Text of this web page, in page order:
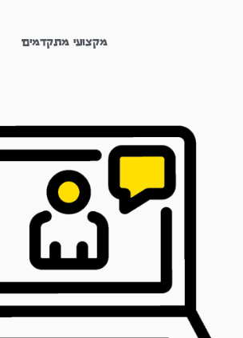
מקצועי מתקדמים